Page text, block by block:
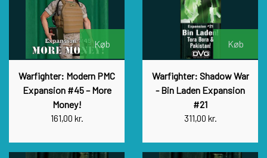
Køb
Warfighter: Modern PMC
Expansion #45 – More
Money!
161,00 kr.
Køb
Warfighter: Shadow War
- Bin Laden Expansion
#21
311,00 kr.